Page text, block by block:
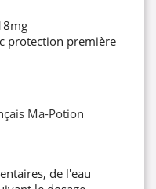
protection première
Ma-Potion
de l'eau